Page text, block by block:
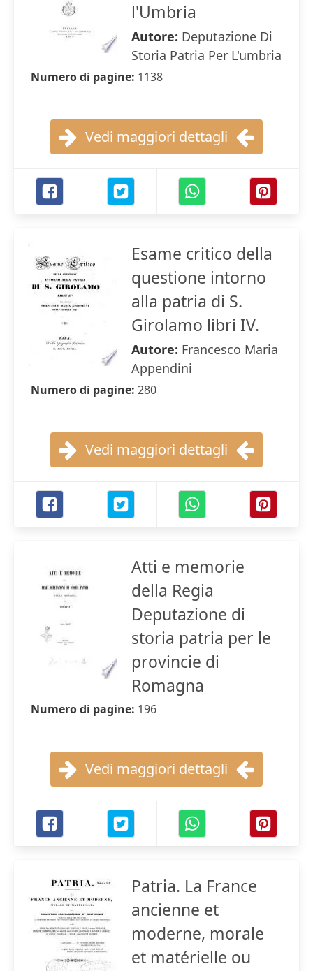
l'Umbria
Autore: Deputazione Di
Storia Patria Per L'umbria
Numero di pagine: 1138
Vedi maggiori dettagli
Esame critico della
questione intorno
alla patria di S.
Girolamo libri IV.
Autore: Francesco Maria
Appendini
Numero di pagine: 280
Vedi maggiori dettagli
Atti e memorie
della Regia
Deputazione di
storia patria per le
provincie di
Romagna
Numero di pagine: 196
Vedi maggiori dettagli
Patria. La France
ancienne et
moderne, morale
et matérielle ou